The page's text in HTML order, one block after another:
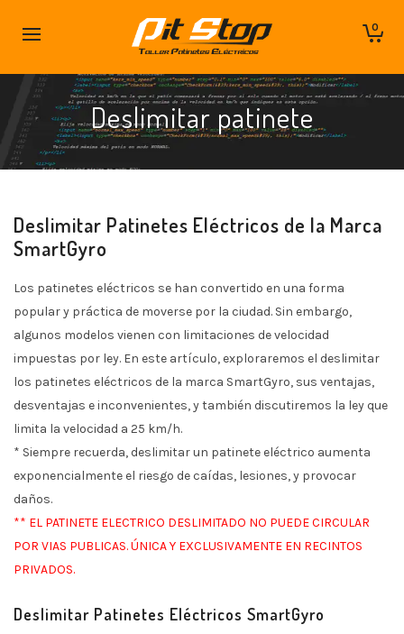
0
Deslimitar patinete
Deslimitar Patinetes Eléctricos de la Marca
SmartGyro
Los patinetes eléctricos se han convertido en una forma
popular y práctica de moverse por la ciudad. Sin embargo,
algunos modelos vienen con limitaciones de velocidad
impuestas por ley. En este artículo, exploraremos el deslimitar
los patinetes eléctricos de la marca SmartGyro, sus ventajas,
desventajas e inconvenientes, y también discutiremos la ley que
limita la velocidad a 25 km/h.
* Siempre recuerda, deslimitar un patinete eléctrico aumenta
exponencialmente el riesgo de caídas, lesiones, y provocar
daños.
** EL PATINETE ELECTRICO DESLIMITADO NO PUEDE CIRCULAR
POR VIAS PUBLICAS. ÚNICA Y EXCLUSIVAMENTE EN RECINTOS
PRIVADOS.
Deslimitar Patinetes Eléctricos SmartGyro